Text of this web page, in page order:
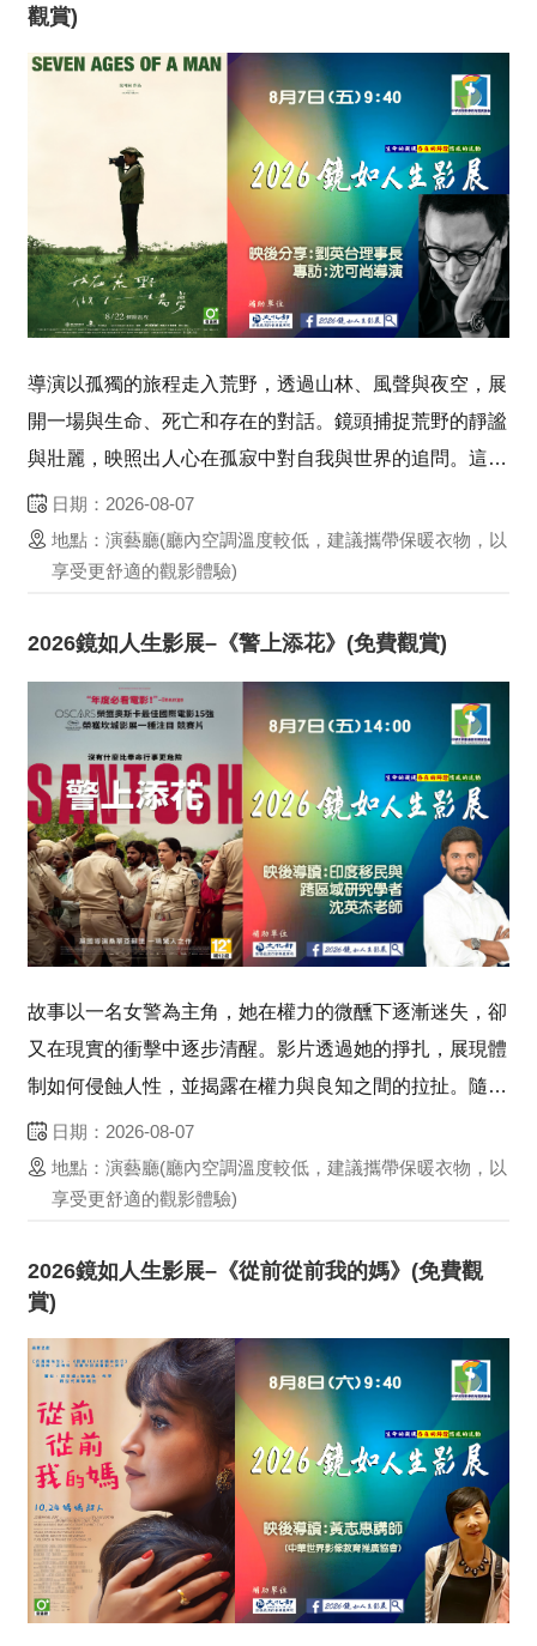
觀賞)
導演以孤獨的旅程走入荒野，透過山林、風聲與夜空，展
開一場與生命、死亡和存在的對話。鏡頭捕捉荒野的靜謐
與壯麗，映照出人心在孤寂中對自我與世界的追問。這不
僅是自然的書寫，更是一場靈魂的探尋：在荒野裡，夢境
與現實交錯，觀眾得以重新思考「生命的意義」與「人和
自然」的關係。《2026 鏡如人生影展》以推廣影像...
日期：2026-08-07
地點：演藝廳(廳內空調溫度較低，建議攜帶保暖衣物，以
享受更舒適的觀影體驗)
2026鏡如人生影展–《警上添花》(免費觀賞)
故事以一名女警為主角，她在權力的微醺下逐漸迷失，卻
又在現實的衝擊中逐步清醒。影片透過她的掙扎，展現體
制如何侵蝕人性，並揭露在權力與良知之間的拉扯。隨著
案件推進，女警必須面對自我選擇：是順從體制的規章，
還是守護心中僅存的正義。電影以冷峻的敘事與細膩的心
理描寫，刻劃出一場關於權力、迷惘與覺醒的深刻演
日期：2026-08-07
地點：演藝廳(廳內空調溫度較低，建議攜帶保暖衣物，以
享受更舒適的觀影體驗)
2026鏡如人生影展–《從前從前我的媽》(免費觀
賞)